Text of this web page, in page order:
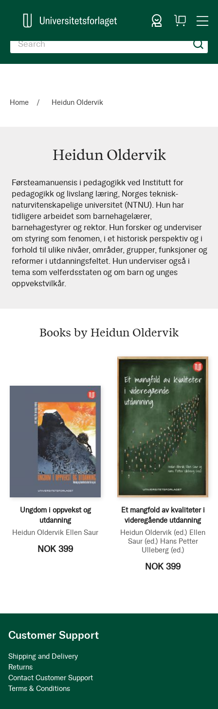
Sign In
My
Cart
Home Heidun Oldervik
Heidun Oldervik
Heidun
Oldervik
Førsteamanuensis i pedagogikk ved Institutt for
pedagogikk og livslang læring, Norges teknisk-
naturvitenskapelige universitet (NTNU). Hun har
tidligere arbeidet som barnehagelærer,
barnehagestyrer og rektor. Hun forsker og underviser
om styring som fenomen, i et historisk perspektiv og i
forhold til ulike nivåer, områder, grupper, funksjoner og
reformer i utdanningsfeltet. Hun underviser også i
tema som velferdsstaten og om barn og unges
oppvekstvilkår.
Books by Heidun Oldervik
Ungdom i oppvekst og
utdanning
Heidun Oldervik Ellen Saur
NOK 399
Et mangfold av kvaliteter i
videregående utdanning
Heidun Oldervik (ed.) Ellen
Saur (ed.) Hans Petter
Ulleberg (ed.)
NOK 399
Customer Support
Shipping and Delivery
Returns
Contact Customer Support
Terms & Conditions